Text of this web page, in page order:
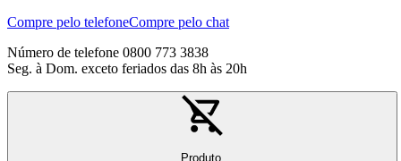
Compre pelo telefoneCompre pelo chat
Número de telefone 0800 773 3838
Seg. à Dom. exceto feriados das 8h às 20h
Produto